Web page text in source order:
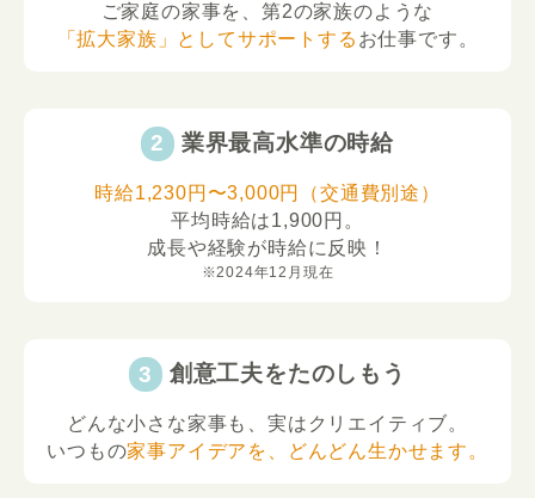
ご家庭の家事を、第2の家族のような
「拡大家族」としてサポートする お仕事です。
業界最高水準の時給
時給1,230円〜3,000円（交通費別途）
平均時給は1,900円。
成長や経験が時給に反映！
※2024年12月現在
創意工夫をたのしもう
どんな小さな家事も、実はクリエイティブ。
いつもの家事アイデアを、どんどん生かせます。